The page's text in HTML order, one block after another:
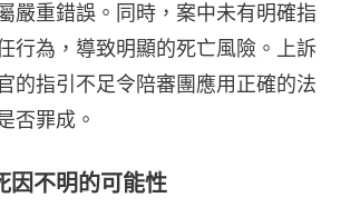
嚴重錯誤。同時，案中未有明確指
行為，導致明顯的死亡風險。上訴
的指引不足令陪審團應用正確的法
否罪成。
因不明的可能性